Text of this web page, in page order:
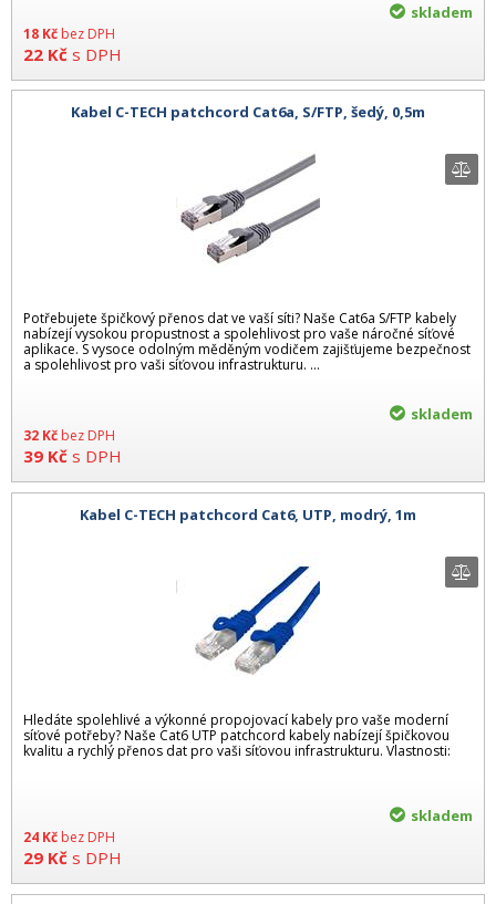
18 Kč bez DPH
22 Kč s DPH
skladem
Kabel C-TECH patchcord Cat6a, S/FTP, šedý, 0,5m
Potřebujete špičkový přenos dat ve vaší síti? Naše Cat6a S/FTP kabely
nabízejí vysokou propustnost a spolehlivost pro vaše náročné síťové
aplikace. S vysoce odolným měděným vodičem zajišťujeme bezpečnost
a spolehlivost pro vaši síťovou infrastrukturu. ...
32 Kč bez DPH
39 Kč s DPH
skladem
Kabel C-TECH patchcord Cat6, UTP, modrý, 1m
Hledáte spolehlivé a výkonné propojovací kabely pro vaše moderní
síťové potřeby? Naše Cat6 UTP patchcord kabely nabízejí špičkovou
kvalitu a rychlý přenos dat pro vaši síťovou infrastrukturu. Vlastnosti:
24 Kč bez DPH
29 Kč s DPH
skladem